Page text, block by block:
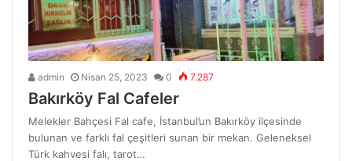
admin Nisan 25, 2023 0 7.287
Bakırköy Fal Cafeler
Melekler Bahçesi Fal cafe, İstanbul’un Bakırköy ilçesinde
bulunan ve farklı fal çeşitleri sunan bir mekan. Geleneksel
Türk kahvesi falı, tarot…